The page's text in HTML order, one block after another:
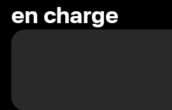
en charge